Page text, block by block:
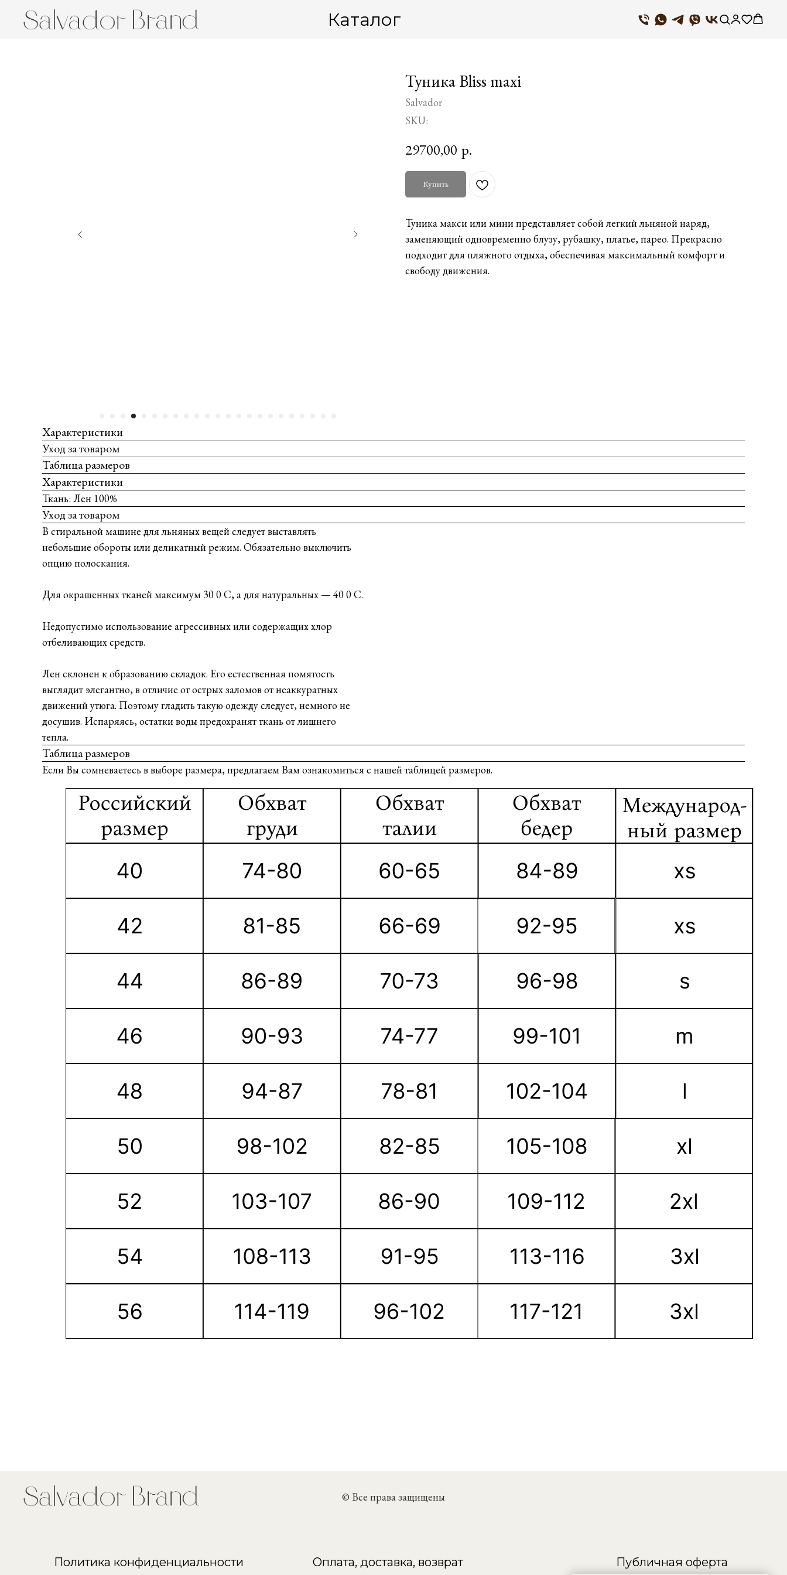
Каталог
Туника Bliss maxi
Salvador
SKU:
29700,00 р.
Купить
Туника макси или мини представляет собой легкий льняной наряд,
заменяющий одновременно блузу, рубашку, платье, парео. Прекрасно
подходит для пляжного отдыха, обеспечивая максимальный комфорт и
свободу движения.
Характеристики
Уход за товаром
Таблица размеров
Характеристики
Ткань: Лен 100%
Уход за товаром
В стиральной машине для льняных вещей следует выставлять
небольшие обороты или деликатный режим. Обязательно выключить
опцию полоскания.
Для окрашенных тканей максимум 30 0 С, а для натуральных — 40 0 С.
Недопустимо использование агрессивных или содержащих хлор
отбеливающих средств.
Лен склонен к образованию складок. Его естественная помятость
выглядит элегантно, в отличие от острых заломов от неаккуратных
движений утюга. Поэтому гладить такую одежду следует, немного не
досушив. Испаряясь, остатки воды предохранят ткань от лишнего
тепла.
Таблица размеров
Если Вы сомневаетесь в выборе размера, предлагаем Вам ознакомиться с нашей таблицей размеров.
© Все права защищены
Политика конфиденциальности Оплата, доставка, возврат Публичная оферта